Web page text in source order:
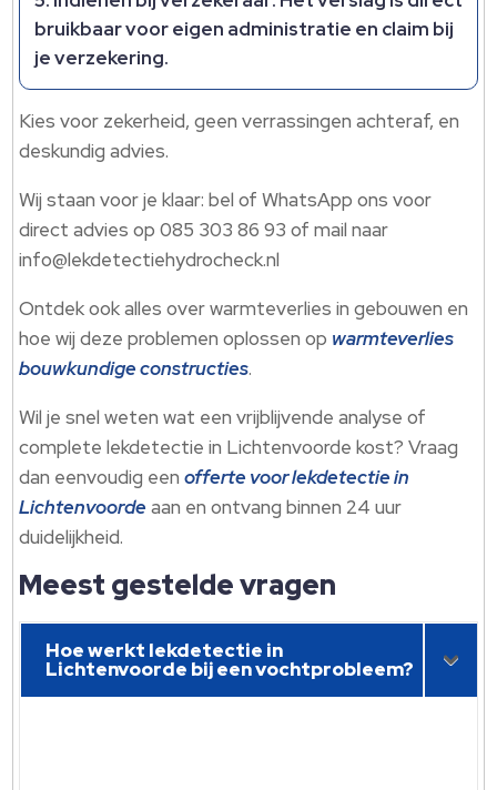
bruikbaar voor eigen administratie en claim bij
je verzekering.​
Kies voor zekerheid, geen verrassingen achteraf, en
deskundig advies.​
Wij staan voor je klaar: bel of WhatsApp ons voor
direct advies op 085 303 86 93 of mail naar
info@lekdetectiehydrocheck.​nl
Ontdek ook alles over warmteverlies in gebouwen en
hoe wij deze problemen oplossen op warmteverlies
bouwkundige constructies.​
Wil je snel weten wat een vrijblijvende analyse of
complete lekdetectie in Lichtenvoorde kost? Vraag
dan eenvoudig eenofferte voor lekdetectie in
Lichtenvoorde aan en ontvang binnen 24 uur
duidelijkheid.​
Meest gestelde vragen
Hoe werkt lekdetectie in
Lichtenvoorde bij een vochtprobleem?